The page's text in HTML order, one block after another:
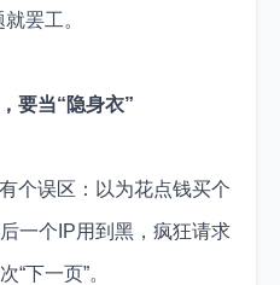
罢工。
要当“隐身衣”
个误区：以为花点钱买个
一个IP用到黑，疯狂请求
“下一页”。